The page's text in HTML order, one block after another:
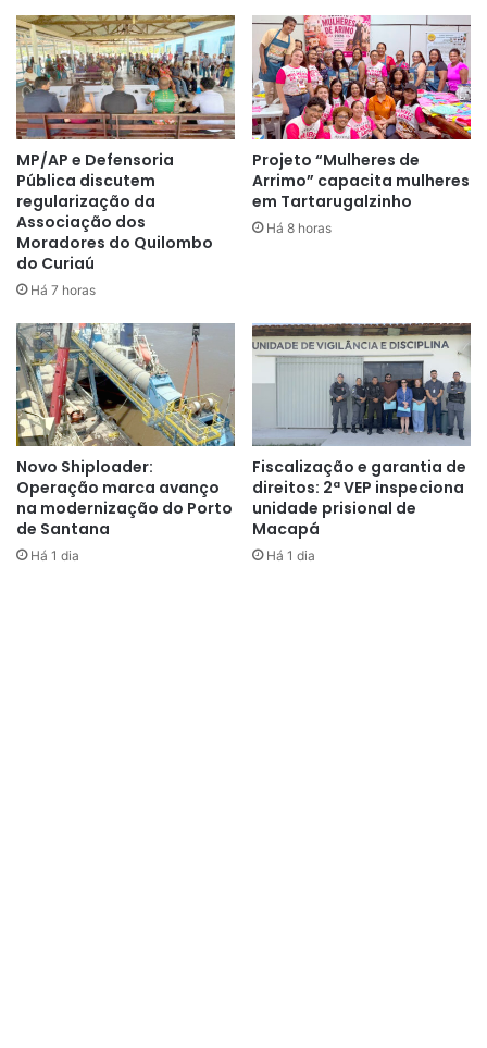
19h30:Judith Cardoso
20h:Pregação
21h:Banda Reviver
21h30: Evair Martins
MP/AP e Defensoria
Pública discutem
regularização da
Associação dos
Moradores do Quilombo
do Curiaú
Há 7 horas
Projeto “Mulheres de
Arrimo” capacita mulheres
em Tartarugalzinho
Há 8 horas
Novo Shiploader:
Operação marca avanço
na modernização do Porto
de Santana
Há 1 dia
Fiscalização e garantia de
direitos: 2ª VEP inspeciona
unidade prisional de
Macapá
Há 1 dia